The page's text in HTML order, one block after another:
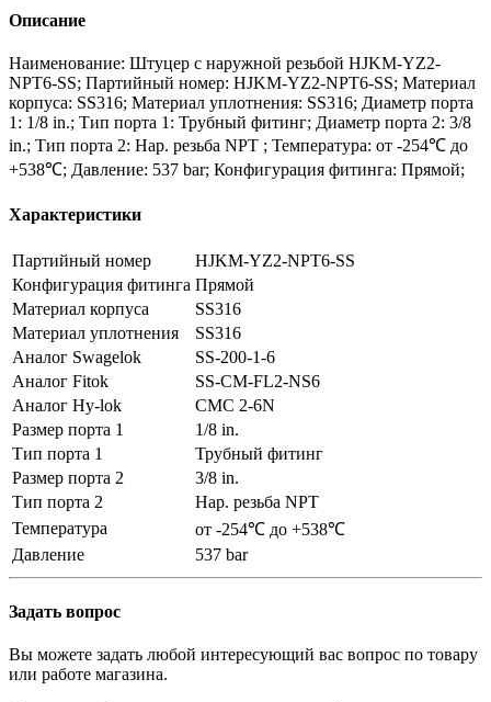
Описание
Наименование: Штуцер с наружной резьбой HJKM-YZ2-
NPT6-SS; Партийный номер: HJKM-YZ2-NPT6-SS; Материал
корпуса: SS316; Материал уплотнения: SS316; Диаметр порта
1: 1/8 in.; Тип порта 1: Трубный фитинг; Диаметр порта 2: 3/8
in.; Тип порта 2: Нар. резьба NPT ; Температура: от -254℃ до
+538℃; Давление: 537 bar; Конфигурация фитинга: Прямой;
Характеристики
Партийный номер
HJKM-YZ2-NPT6-SS
Конфигурация фитинга Прямой
Материал корпуса
SS316
Материал уплотнения
SS316
Аналог Swagelok
SS-200-1-6
Аналог Fitok
SS-CM-FL2-NS6
Аналог Hy-lok
CMC 2-6N
Размер порта 1
1/8 in.
Тип порта 1
Трубный фитинг
Размер порта 2
3/8 in.
Тип порта 2
Нар. резьба NPT
Температура
от -254℃ до +538℃
Давление
537 bar
Задать вопрос
Вы можете задать любой интересующий вас вопрос по товару
или работе магазина.